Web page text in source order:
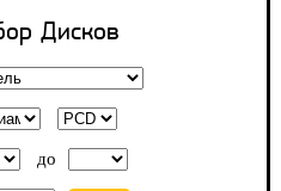
Дисков
до